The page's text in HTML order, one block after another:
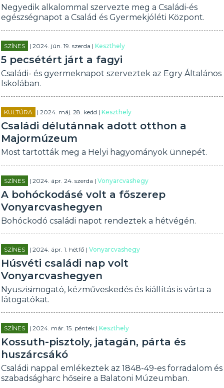
Negyedik alkalommal szervezte meg a Családi-és
egészségnapot a Család és Gyermekjóléti Központ.
SZÍNES | 2024. jún. 19. szerda |Keszthely
5 pecsétért járt a fagyi
Családi- és gyermeknapot szerveztek az Egry Általános
Iskolában.
KULTÚRA | 2024. máj. 28. kedd |Keszthely
Családi délutánnak adott otthon a
Majormúzeum
Most tartották meg a Helyi hagyományok ünnepét.
SZÍNES | 2024. ápr. 24. szerda |Vonyarcvashegy
A bohóckodásé volt a főszerep
Vonyarcvashegyen
Bohóckodó családi napot rendeztek a hétvégén.
SZÍNES | 2024. ápr. 1. hétfő |Vonyarcvashegy
Húsvéti családi nap volt
Vonyarcvashegyen
Nyuszisimogató, kézműveskedés és kiállítás is várta a
látogatókat.
SZÍNES | 2024. már. 15. péntek |Keszthely
Kossuth-pisztoly, jatagán, párta és
huszárcsákó
Családi nappal emlékeztek az 1848-49-es forradalom és
szabadságharc hőseire a Balatoni Múzeumban.